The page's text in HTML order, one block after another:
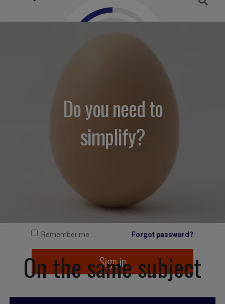
Do you need to
simplify?
SIGN IN
Remember me Forgot password?
Sign in
On the same subject